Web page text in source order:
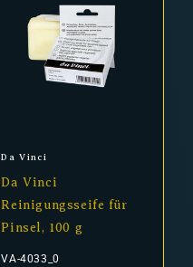
Anbieter:
Da Vinci
Da Vinci
Reinigungsseife für
Pinsel, 100 g
VA-4033_0